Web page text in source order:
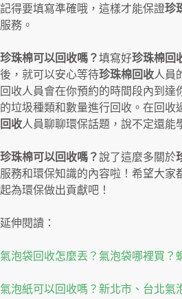
記得要填寫準確哦，這樣才能保證珍
服務。
珍珠棉可以回收嗎？填寫好珍珠棉回
後，就可以安心等待珍珠棉回收人員
回收人員會在你預約的時間段內到達
的垃圾種類和數量進行回收。在回收
回收人員聊聊環保話題，說不定還能
珍珠棉可以回收嗎？說了這麼多關於
服務和環保知識的內容啦！希望大家
起為環保做出貢獻吧！
延伸閱讀：
氣泡袋回收怎麼丟？氣泡袋哪裡買？
氣泡紙可以回收嗎？新北市、台北氣